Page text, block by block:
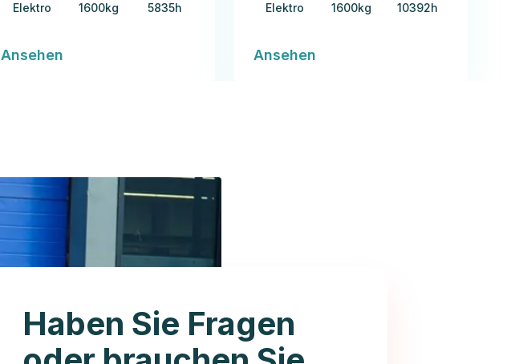
Elektro 1600kg 5835h
Ansehen
Elektro 1600kg 10392h
Ansehen
Haben Sie Fragen